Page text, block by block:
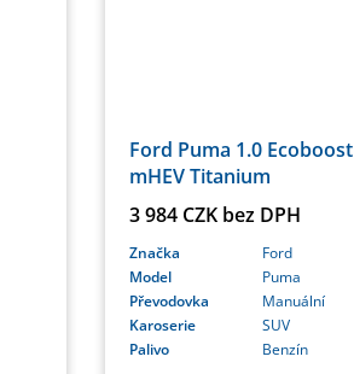
Ford Puma 1.0 Ecoboost
mHEV Titanium
3 984 CZK bez DPH
Značka
Ford
Model
Puma
Převodovka
Manuální
Karoserie
SUV
Palivo
Benzín